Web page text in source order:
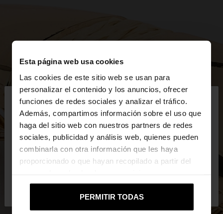
Esta página web usa cookies
Las cookies de este sitio web se usan para
personalizar el contenido y los anuncios, ofrecer
funciones de redes sociales y analizar el tráfico.
Además, compartimos información sobre el uso que
haga del sitio web con nuestros partners de redes
sociales, publicidad y análisis web, quienes pueden
combinarla con otra información que les haya
proporcionado o que hayan recopilado a partir del
PERMITIR TODAS
hola
Estás accediendo a la web de España. ¿Quieres ir a
la web de United States?